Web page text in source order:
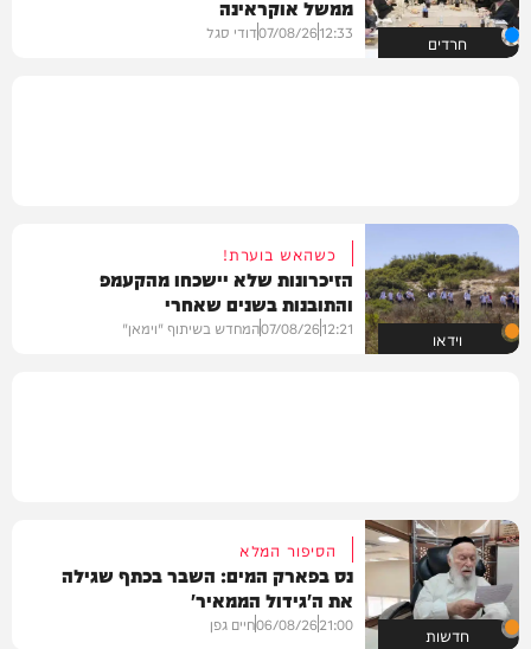
חרדים
ממשל אוקראינה
12:33
07/08/26דודי סגל
וידאו
כשהאש בוערת!
הזיכרונות שלא יישכחו מהקעמפ
והתובנות בשנים שאחרי
12:21
07/08/26המחדש בשיתוף "וימאן"
חדשות
הסיפור המלא
נס בפארק המים: השבר בכתף שגילה
את ה'גידול הממאיר'
21:00
06/08/26חיים גפן